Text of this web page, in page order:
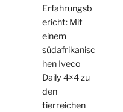
Erfahrungsb
ericht: Mit
einem
südafrikanisc
hen Iveco
Daily 4×4 zu
den
tierreichen